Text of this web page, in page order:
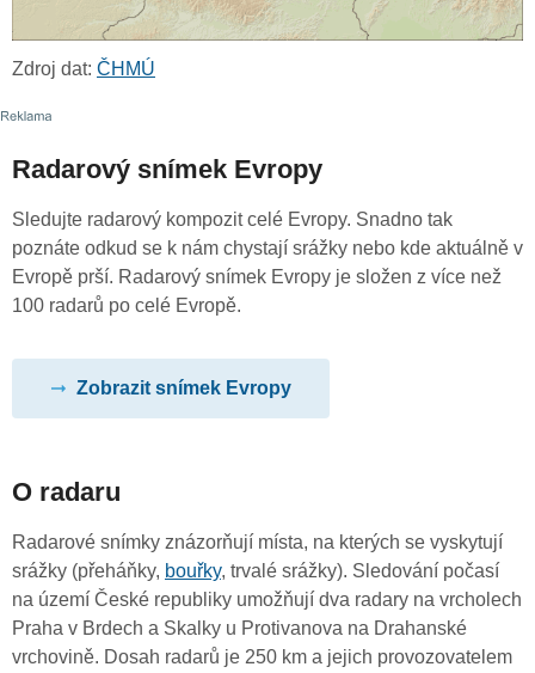
Zdroj dat: ČHMÚ
Radarový snímek Evropy
Sledujte radarový kompozit celé Evropy. Snadno tak
poznáte odkud se k nám chystají srážky nebo kde aktuálně v
Evropě prší. Radarový snímek Evropy je složen z více než
100 radarů po celé Evropě.
Zobrazit snímek Evropy
O radaru
Radarové snímky znázorňují místa, na kterých se vyskytují
srážky (přeháňky, bouřky, trvalé srážky). Sledování počasí
na území České republiky umožňují dva radary na vrcholech
Praha v Brdech a Skalky u Protivanova na Drahanské
vrchovině. Dosah radarů je 250 km a jejich provozovatelem